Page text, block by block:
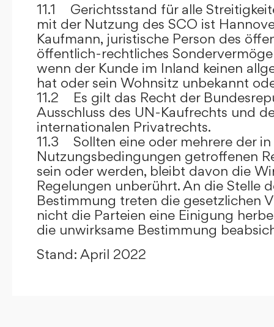
11.1 Gerichtsstand für alle
mit der Nutzung des SCO ist
Kaufmann, juristische Person des
öffentlich-rechtliches
wenn der Kunde im Inland keinen
hat oder sein Wohnsitz unbekannt
11.2 Es gilt das Recht der
Ausschluss des UN-Kaufrechts und
internationalen Privatrechts.
11.3 Sollten eine oder mehrere der in
Nutzungsbedingungen getroffenen
sein oder werden, bleibt davon die
Regelungen unberührt. An die Stelle
Bestimmung treten die gesetzlichen
nicht die Parteien eine Einigung
die unwirksame Bestimmung
Stand: April 2022